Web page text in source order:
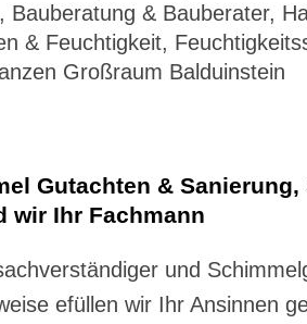
& Bauberater,
& Feuchtigkeit,
Großraum Balduinstein
Gutachten &
wir Ihr Fachmann
und
efüllen wir Ihr Ansinnen